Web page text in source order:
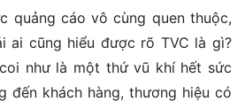
quảng cáo vô cùng quen thuộc,
ai cũng hiểu được rõ TVC là gì?
như là một thứ vũ khí hết sức
đến khách hàng, thương hiệu có